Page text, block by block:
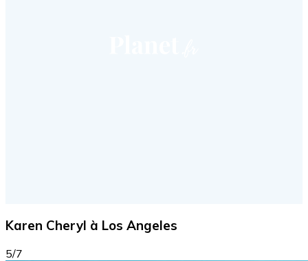
Karen Cheryl à Los Angeles
5/7